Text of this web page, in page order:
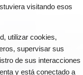
visitando esos
utilizar cookies,
supervisar sus
de sus interacciones
y está conectado a